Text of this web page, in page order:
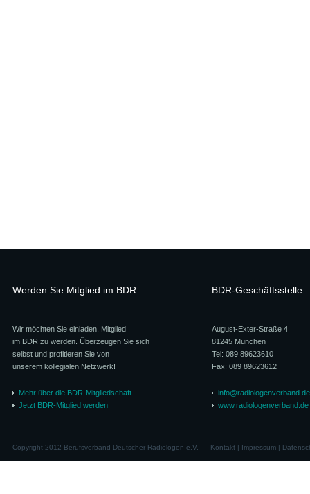
Werden Sie Mitglied im BDR
Wir möchten Sie einladen, Mitglied
im BDR zu werden. Überzeugen Sie sich
selbst und profitieren Sie von
unserem kollegialen Netzwerk!
Mehr über die BDR-Mitgliedschaft
Jetzt BDR-Mitglied werden
BDR-Geschäftsstelle
August-Exter-Straße 4
81245 München
Tel: 089 89623610
Fax: 089 89623612
info@radiologenverband.de
www.radiologenverband.de
Copyright 2012 Berufsverband Deutscher Radiologen e.V. Kontakt| Impressum|